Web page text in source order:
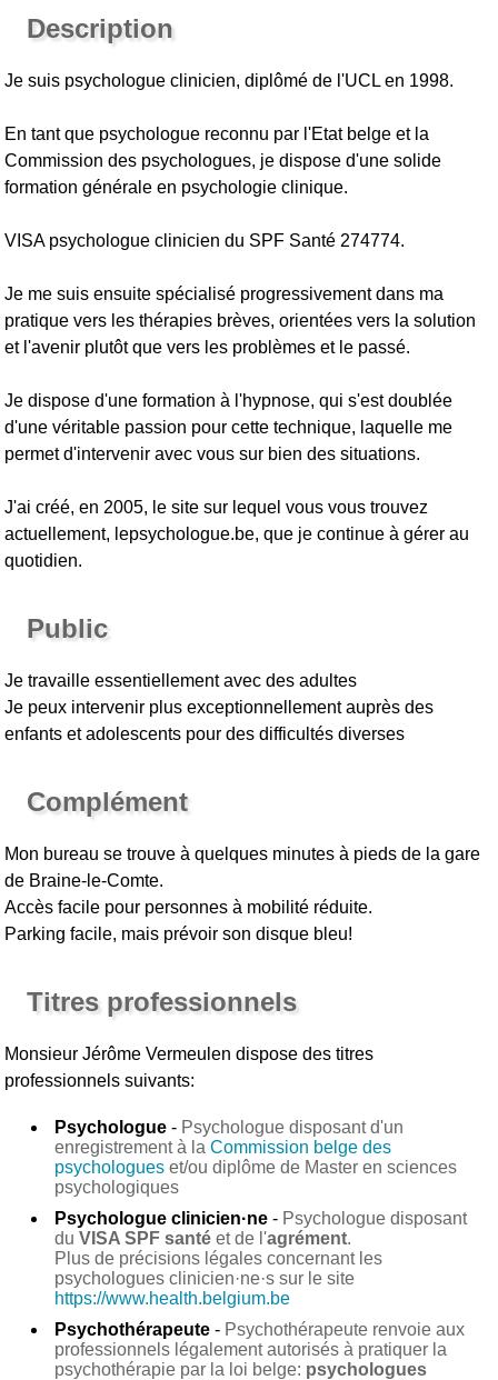
Description
Je suis psychologue clinicien, diplômé de l'UCL en 1998.
En tant que psychologue reconnu par l'Etat belge et la
Commission des psychologues, je dispose d'une solide
formation générale en psychologie clinique.
VISA psychologue clinicien du SPF Santé 274774.
Je me suis ensuite spécialisé progressivement dans ma
pratique vers les thérapies brèves, orientées vers la solution
et l'avenir plutôt que vers les problèmes et le passé.
Je dispose d'une formation à l'hypnose, qui s'est doublée
d'une véritable passion pour cette technique, laquelle me
permet d'intervenir avec vous sur bien des situations.
J'ai créé, en 2005, le site sur lequel vous vous trouvez
actuellement, lepsychologue.be, que je continue à gérer au
quotidien.
Public
Je travaille essentiellement avec des adultes
Je peux intervenir plus exceptionnellement auprès des
enfants et adolescents pour des difficultés diverses
Complément
Mon bureau se trouve à quelques minutes à pieds de la gare
de Braine-le-Comte.
Accès facile pour personnes à mobilité réduite.
Parking facile, mais prévoir son disque bleu!
Titres professionnels
Monsieur Jérôme Vermeulen dispose des titres
professionnels suivants:
Psychologue - Psychologue disposant d'un
enregistrement à laCommission belge des
psychologues et/ou diplôme de Master en sciences
psychologiques
Psychologue clinicien·ne - Psychologue disposant
duVISA SPF santé et de l'agrément.
Plus de précisions légales concernant les
psychologues clinicien·ne·s sur le site
https://www.health.belgium.be
Psychothérapeute - Psychothérapeute renvoie aux
professionnels légalement autorisés à pratiquer la
psychothérapie par la loi belge: psychologues